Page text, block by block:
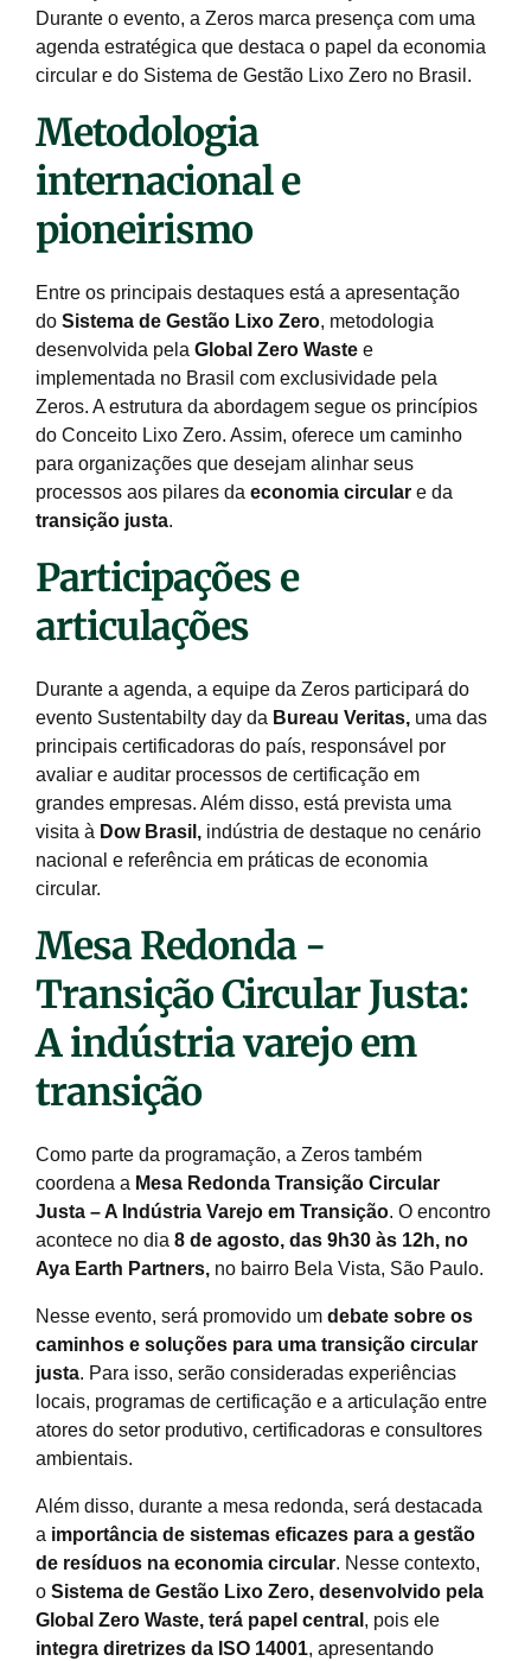
Durante o evento, a Zeros marca presença com uma
agenda estratégica que destaca o papel da economia
circular e do Sistema de Gestão Lixo Zero no Brasil.
Metodologia
internacional e
pioneirismo
Entre os principais destaques está a apresentação
do Sistema de Gestão Lixo Zero, metodologia
desenvolvida pela Global Zero Waste e
implementada no Brasil com exclusividade pela
Zeros. A estrutura da abordagem segue os princípios
do Conceito Lixo Zero. Assim, oferece um caminho
para organizações que desejam alinhar seus
processos aos pilares da economia circular e da
transição justa.
Participações e
articulações
Durante a agenda, a equipe da Zeros participará do
evento Sustentabilty day da Bureau Veritas, uma das
principais certificadoras do país, responsável por
avaliar e auditar processos de certificação em
grandes empresas. Além disso, está prevista uma
visita à Dow Brasil , indústria de destaque no cenário
nacional e referência em práticas de economia
circular.
Mesa Redonda -
Transição Circular Justa:
A indústria varejo em
transição
Como parte da programação, a Zeros também
coordena a Mesa Redonda Transição Circular
Justa – A Indústria Varejo em Transição. O encontro
acontece no dia 8 de agosto, das 9h30 às 12h, no
Aya Earth Partners, no bairro Bela Vista, São Paulo.
Nesse evento, será promovido um debate sobre os
caminhos e soluções para uma transição circular
justa. Para isso, serão consideradas experiências
locais, programas de certificação e a articulação entre
atores do setor produtivo, certificadoras e consultores
ambientais.
Além disso, durante a mesa redonda, será destacada
a importância de sistemas eficazes para a gestão
de resíduos na economia circular. Nesse contexto,
o Sistema de Gestão Lixo Zero, desenvolvido pela
Global Zero Waste, terá papel central , pois ele
integra diretrizes da ISO 14001, apresentando